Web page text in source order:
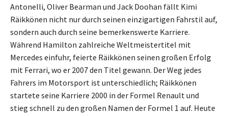
Antonelli, Oliver Bearman und Jack Doohan fällt Kimi
Räikkönen nicht nur durch seinen einzigartigen Fahrstil auf,
sondern auch durch seine bemerkenswerte Karriere.
Während Hamilton zahlreiche Weltmeistertitel mit
Mercedes einfuhr, feierte Räikkönen seinen großen Erfolg
mit Ferrari, wo er 2007 den Titel gewann. Der Weg jedes
Fahrers im Motorsport ist unterschiedlich; Räikkönen
startete seine Karriere 2000 in der Formel Renault und
stieg schnell zu den großen Namen der Formel 1 auf. Heute